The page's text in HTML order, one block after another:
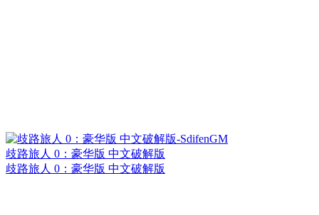
歧路旅人 0：豪华版 中文破解版
歧路旅人 0：豪华版 中文破解版